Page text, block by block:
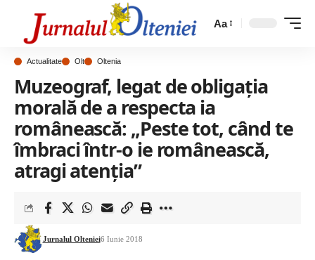
Aa
Actualitate Olt Oltenia
Muzeograf, legat de obligația
morală de a respecta ia
românească: „Peste tot, când te
îmbraci într-o ie românească,
atragi atenţia”
Jurnalul Olteniei6 Iunie 2018